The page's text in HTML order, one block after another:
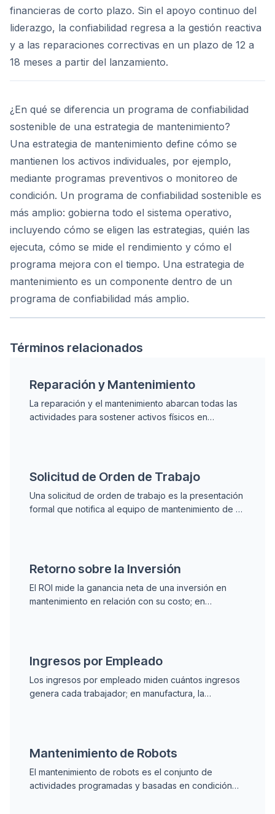
financieras de corto plazo. Sin el apoyo continuo del
liderazgo, la confiabilidad regresa a la gestión reactiva
y a las reparaciones correctivas en un plazo de 12 a
18 meses a partir del lanzamiento.
¿En qué se diferencia un programa de confiabilidad
sostenible de una estrategia de mantenimiento?
Una estrategia de mantenimiento define cómo se
mantienen los activos individuales, por ejemplo,
mediante programas preventivos o monitoreo de
condición. Un programa de confiabilidad sostenible es
más amplio: gobierna todo el sistema operativo,
incluyendo cómo se eligen las estrategias, quién las
ejecuta, cómo se mide el rendimiento y cómo el
programa mejora con el tiempo. Una estrategia de
mantenimiento es un componente dentro de un
programa de confiabilidad más amplio.
Términos relacionados
Reparación y Mantenimiento
La reparación y el mantenimiento abarcan todas las
actividades para sostener activos físicos en
Solicitud de Orden de Trabajo
Una solicitud de orden de trabajo es la presentación
formal que notifica al equipo de mantenimiento de un
Retorno sobre la Inversión
El ROI mide la ganancia neta de una inversión en
mantenimiento en relación con su costo; en
Ingresos por Empleado
Los ingresos por empleado miden cuántos ingresos
genera cada trabajador; en manufactura, la
Mantenimiento de Robots
El mantenimiento de robots es el conjunto de
actividades programadas y basadas en condición